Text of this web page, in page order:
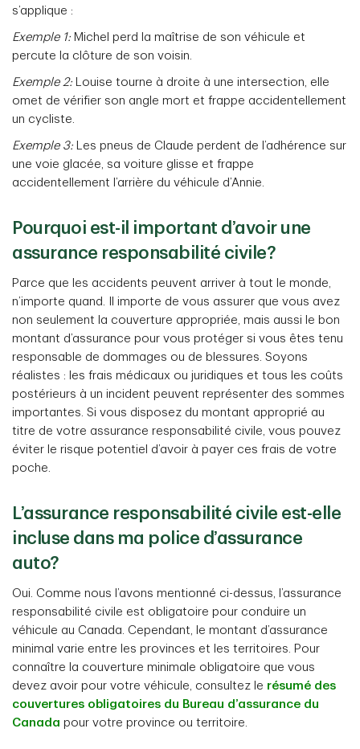
s’applique :
Exemple 1: Michel perd la maîtrise de son véhicule et
percute la clôture de son voisin.
Exemple 2: Louise tourne à droite à une intersection, elle
omet de vérifier son angle mort et frappe accidentellement
un cycliste.
Exemple 3: Les pneus de Claude perdent de l’adhérence sur
une voie glacée, sa voiture glisse et frappe
accidentellement l’arrière du véhicule d’Annie.
Pourquoi est-il important d’avoir une
assurance responsabilité civile?
Parce que les accidents peuvent arriver à tout le monde,
n’importe quand. Il importe de vous assurer que vous avez
non seulement la couverture appropriée, mais aussi le bon
montant d’assurance pour vous protéger si vous êtes tenu
responsable de dommages ou de blessures. Soyons
réalistes : les frais médicaux ou juridiques et tous les coûts
postérieurs à un incident peuvent représenter des sommes
importantes. Si vous disposez du montant approprié au
titre de votre assurance responsabilité civile, vous pouvez
éviter le risque potentiel d’avoir à payer ces frais de votre
poche.
L’assurance responsabilité civile est-elle
incluse dans ma police d’assurance
auto?
Oui. Comme nous l’avons mentionné ci-dessus, l’assurance
responsabilité civile est obligatoire pour conduire un
véhicule au Canada. Cependant, le montant d’assurance
minimal varie entre les provinces et les territoires. Pour
connaître la couverture minimale obligatoire que vous
devez avoir pour votre véhicule, consultez le résumé des
couvertures obligatoires du Bureau d’assurance du
Canada pour votre province ou territoire.